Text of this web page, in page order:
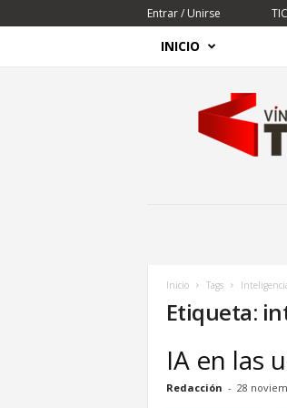
Entrar / Unirse
INICIO
Inicio Tags
Etiqueta:
IA en las
Redacción - 28